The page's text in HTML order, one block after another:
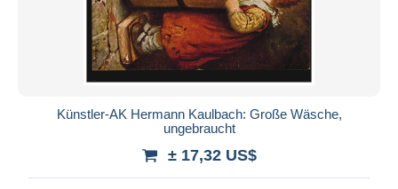
Künstler-AK Hermann Kaulbach: Große Wäsche,
ungebraucht
± 17,32 US$